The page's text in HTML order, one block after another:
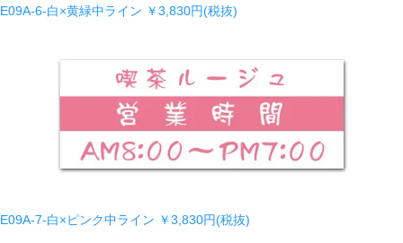
E09A-6-白×黄緑中ライン ￥3,830円(税抜)
E09A-7-白×ピンク中ライン ￥3,830円(税抜)